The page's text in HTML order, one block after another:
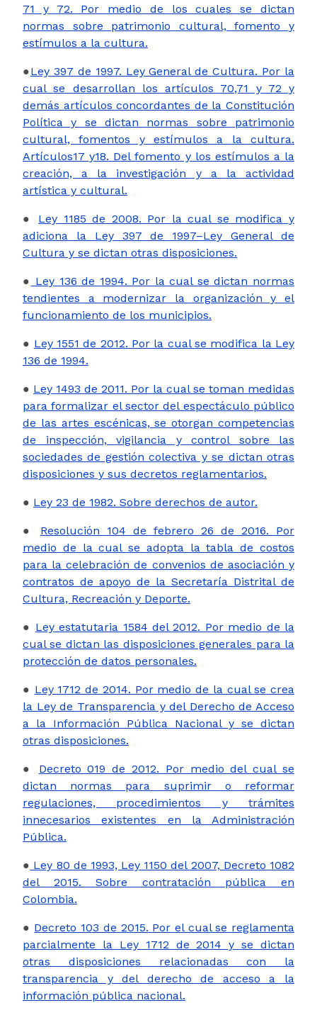
71 y 72. Por medio de los cuales se dictan
normas sobre patrimonio cultural, fomento y
estímulos a la cultura.
●Ley 397 de 1997. Ley General de Cultura. Por la
cual se desarrollan los artículos 70,71 y 72 y
demás artículos concordantes de la Constitución
Política y se dictan normas sobre patrimonio
cultural, fomentos y estímulos a la cultura.
Artículos17 y18. Del fomento y los estímulos a la
creación, a la investigación y a la actividad
artística y cultural.
● Ley 1185 de 2008. Por la cual se modifica y
adiciona la Ley 397 de 1997–Ley General de
Cultura y se dictan otras disposiciones.
● Ley 136 de 1994. Por la cual se dictan normas
tendientes a modernizar la organización y el
funcionamiento de los municipios.
● Ley 1551 de 2012. Por la cual se modifica la Ley
136 de 1994.
● Ley 1493 de 2011. Por la cual se toman medidas
para formalizar el sector del espectáculo público
de las artes escénicas, se otorgan competencias
de inspección, vigilancia y control sobre las
sociedades de gestión colectiva y se dictan otras
disposiciones y sus decretos reglamentarios.
● Ley 23 de 1982. Sobre derechos de autor.
● Resolución 104 de febrero 26 de 2016. Por
medio de la cual se adopta la tabla de costos
para la celebración de convenios de asociación y
contratos de apoyo de la Secretaría Distrital de
Cultura, Recreación y Deporte.
● Ley estatutaria 1584 del 2012. Por medio de la
cual se dictan las disposiciones generales para la
protección de datos personales.
● Ley 1712 de 2014. Por medio de la cual se crea
la Ley de Transparencia y del Derecho de Acceso
a la Información Pública Nacional y se dictan
otras disposiciones.
● Decreto 019 de 2012. Por medio del cual se
dictan normas para suprimir o reformar
regulaciones, procedimientos y trámites
innecesarios existentes en la Administración
Pública.
● Ley 80 de 1993, Ley 1150 del 2007, Decreto 1082
del 2015. Sobre contratación pública en
Colombia.
● Decreto 103 de 2015. Por el cual se reglamenta
parcialmente la Ley 1712 de 2014 y se dictan
otras disposiciones relacionadas con la
transparencia y del derecho de acceso a la
información pública nacional.